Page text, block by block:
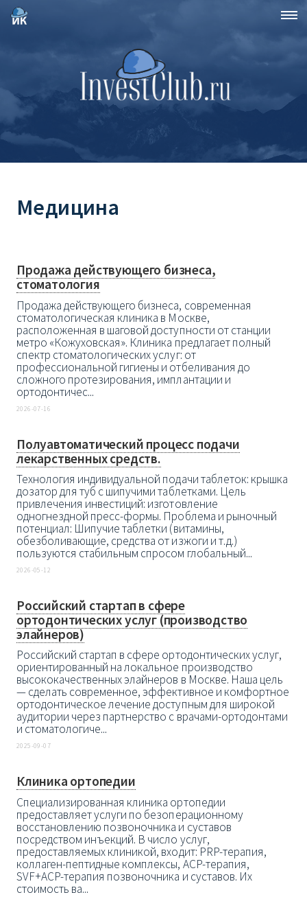
Медицина
Продажа действующего бизнеса,
стоматология
Продажа действующего бизнеса, современная
стоматологическая клиника в Москве,
расположенная в шаговой доступности от станции
метро «Кожуховская». Клиника предлагает полный
спектр стоматологических услуг: от
профессиональной гигиены и отбеливания до
сложного протезирования, имплантации и
ортодонтичес...
2026-07-16
Полуавтоматический процесс подачи
лекарственных средств.
Технология индивидуальной подачи таблеток: крышка
дозатор для туб с шипучими таблетками. Цель
привлечения инвестиций: изготовление
одногнездной пресс-формы. Проблема и рыночный
потенциал: Шипучие таблетки (витамины,
обезболивающие, средства от изжоги и т. д.)
пользуются стабильным спросом глобальный...
2026-05-12
Российский стартап в сфере
ортодонтических услуг (производство
элайнеров)
Российский стартап в сфере ортодонтических услуг,
ориентированный на локальное производство
высококачественных элайнеров в Москве. Наша цель
— сделать современное, эффективное и комфортное
ортодонтическое лечение доступным для широкой
аудитории через партнерство с врачами-ортодонтами
и стоматологиче...
2025-09-07
Клиника ортопедии
Cпециализированная клиника ортопедии
предоставляет услуги по безоперационному
восстановлению позвоночника и суставов
посредством инъекций. В число услуг,
предоставляемых клиникой, входит: PRP-терапия,
коллаген-пептидные комплексы, ACP-терапия,
SVF+ACP-терапия позвоночника и суставов. Их
стоимость ва...